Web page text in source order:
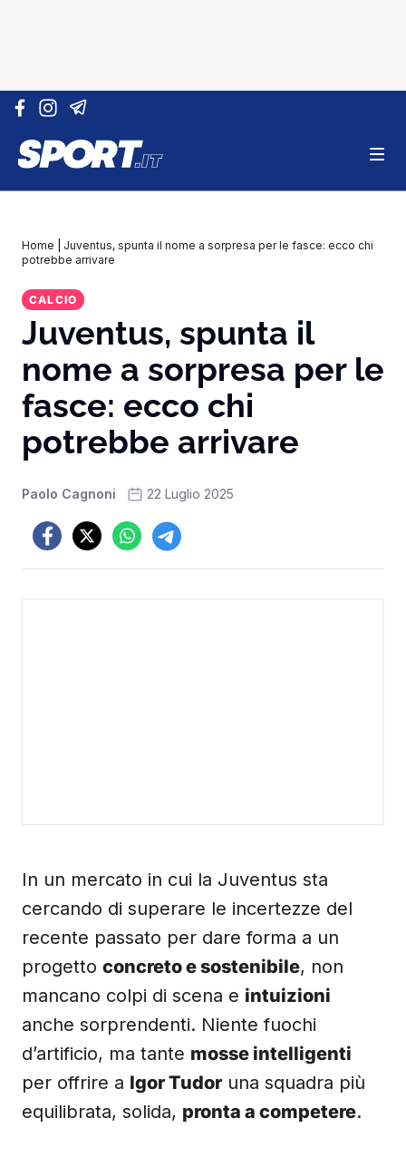
Vai al contenuto
Home
Juventus, spunta il nome a sorpresa per le fasce: ecco chi
potrebbe arrivare
CALCIO
Juventus, spunta il
nome a sorpresa per le
fasce: ecco chi
potrebbe arrivare
Paolo Cagnoni 22 Luglio 2025
In un mercato in cui la Juventus sta
cercando di superare le incertezze del
recente passato per dare forma a un
progetto concreto e sostenibile, non
mancano colpi di scena e intuizioni
anche sorprendenti. Niente fuochi
d’artificio, ma tante mosse intelligenti
per offrire a Igor Tudor una squadra più
equilibrata, solida, pronta a competere.